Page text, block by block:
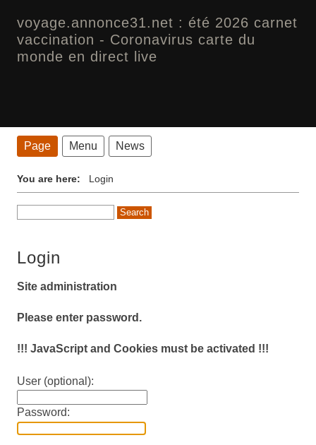
voyage.annonce31.net : été 2026 carnet
vaccination - Coronavirus carte du
monde en direct live
Page Menu News
You are here: Login
Login
Site administration
Please enter password.
!!! JavaScript and Cookies must be activated !!!
User (optional):
Password: